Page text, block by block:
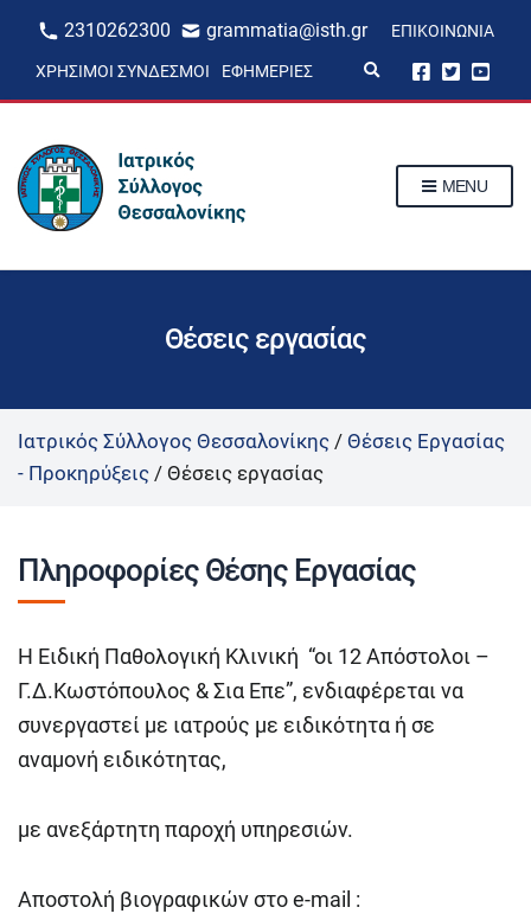
2310262300 grammatia@isth.gr ΕΠΙΚΟΙΝΩΝΊΑ
ΧΡΉΣΙΜΟΙ ΣΎΝΔΕΣΜΟΙ ΕΦΗΜΕΡΊΕΣ
p
MENU
Θέσεις εργασίας
Ιατρικός Σύλλογος Θεσσαλονίκης / Θέσεις Εργασίας
- Προκηρύξεις / Θέσεις εργασίας
Πληροφορίες Θέσης Εργασίας
Η Ειδική Παθολογική Κλινική “οι 12 Απόστολοι –
Γ.Δ.Κωστόπουλος & Σια Επε”, ενδιαφέρεται να
συνεργαστεί με ιατρούς με ειδικότητα ή σε
αναμονή ειδικότητας,
με ανεξάρτητη παροχή υπηρεσιών.
Αποστολή βιογραφικών στο e-mail :